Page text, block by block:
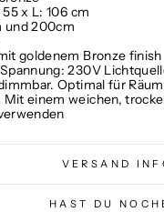
55 x L: 106 cm
und 200cm
goldenem Bronze finish
230V
Optimal für
Mit einem weichen,
VERSAND
HAST DU